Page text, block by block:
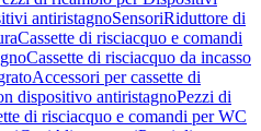
antiristagnoSensoriRiduttore di
Cassette di risciacquo e comandi
Cassette di risciacquo da incasso
Accessori per cassette di
dispositivo antiristagnoPezzi di
di risciacquo e comandi per WC